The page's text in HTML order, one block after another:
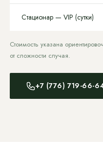
Стационар — VIP (сутки)
Стоимость указана
от сложности случая.
+7 (776) 719-66-